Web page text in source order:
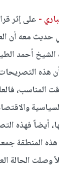
-على إثر
معه أن
أحمد
هذه
المناسب،
أيضاً فهذه
هذه المنطقة
وصلت الحالة